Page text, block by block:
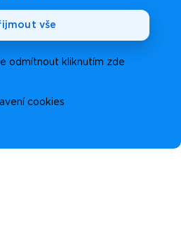
cookies
odmítnout kliknutím zde
vše